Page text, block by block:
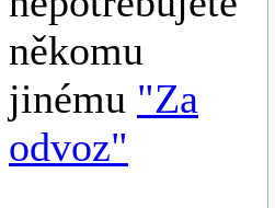
někomu
jinému "Za
odvoz"